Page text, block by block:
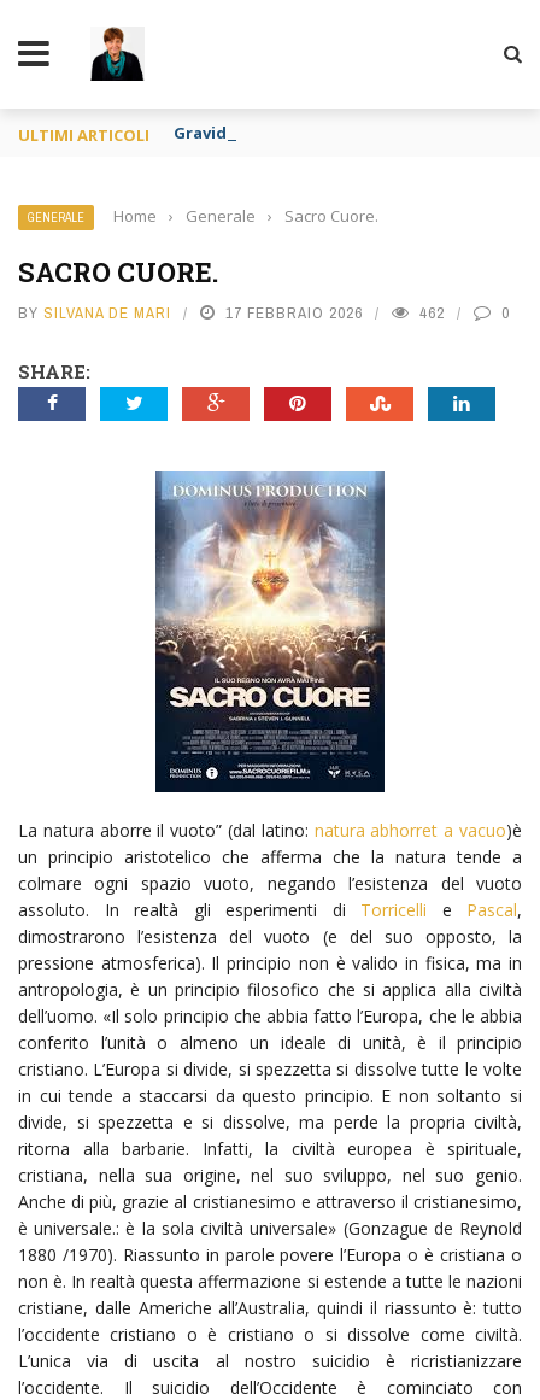
ULTIMI ARTICOLI Gravidanza per altri e apologia di pedofilia
GENERALE Home › Generale › Sacro Cuore.
SACRO CUORE.
BY SILVANA DE MARI 17 FEBBRAIO 2026 462 0
SHARE:
La natura aborre il vuoto” (dal latino: natura abhorret a vacuo)è
un principio aristotelico che afferma che la natura tende a
colmare ogni spazio vuoto, negando l’esistenza del vuoto
assoluto. In realtà gli esperimenti di Torricelli e Pascal,
dimostrarono l’esistenza del vuoto (e del suo opposto, la
pressione atmosferica). Il principio non è valido in fisica, ma in
antropologia, è un principio filosofico che si applica alla civiltà
dell’uomo. «Il solo principio che abbia fatto l’Europa, che le abbia
conferito l’unità o almeno un ideale di unità, è il principio
cristiano. L’Europa si divide, si spezzetta si dissolve tutte le volte
in cui tende a staccarsi da questo principio. E non soltanto si
divide, si spezzetta e si dissolve, ma perde la propria civiltà,
ritorna alla barbarie. Infatti, la civiltà europea è spirituale,
cristiana, nella sua origine, nel suo sviluppo, nel suo genio.
Anche di più, grazie al cristianesimo e attraverso il cristianesimo,
è universale.: è la sola civiltà universale» (Gonzague de Reynold
1880 /1970). Riassunto in parole povere l’Europa o è cristiana o
non è. In realtà questa affermazione si estende a tutte le nazioni
cristiane, dalle Americhe all’Australia, quindi il riassunto è: tutto
l’occidente cristiano o è cristiano o si dissolve come civiltà.
L’unica via di uscita al nostro suicidio è ricristianizzare
l’occidente. Il suicidio dell’Occidente è cominciato con